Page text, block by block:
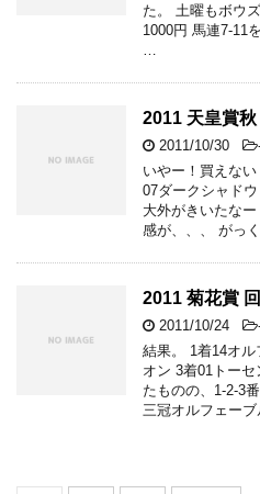
た。 土曜もボウ
1000円 馬連7-11
2011 天皇賞秋
2011/10/30
いやー！買えな
07ダークシャド
大外がきいたな
感が、、、 がっ
2011 菊花賞
2011/10/24
結果。 1着14オ
オン 3着01トー
たものの、1-2-3
三冠オルフェー